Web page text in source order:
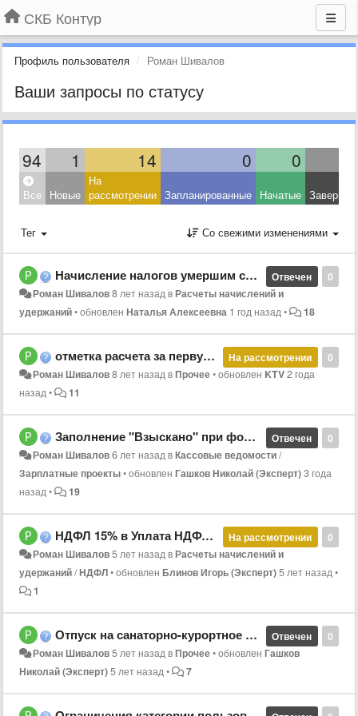
СКБ Контур
Профиль пользователя Роман Шивалов
Ваши запросы по статусу
94 1 14 0 0
Все Новые
На
рассмотрении Запланированные Начатые
Тег Со свежими изменениями
0
Отвечен
Начисление налогов умершим сотрудникам
Роман Шивалов8 лет назадвРасчеты начислений и
удержаний•обновлен Наталья Алексеевна 1 год назад• 18
0
На рассмотрении
отметка расчета за первую половину месяца
Роман Шивалов8 лет назадвПрочее•обновлен KTV2 года
назад• 11
0
Отвечен
Заполнение "Взыскано" при формировании кассовой ведомости
Роман Шивалов6 лет назадвКассовые ведомости/
Зарплатные проекты•обновлен Гашков Николай (Эксперт)3 года
назад• 19
0
На рассмотрении
НДФЛ 15% в Уплата НДФЛ в ЛС (по начислениям)
Роман Шивалов5 лет назадвРасчеты начислений и
удержаний/НДФЛ•обновлен Блинов Игорь (Эксперт)5 лет назад•
1
0
Отвечен
Отпуск на санаторно-курортное лечениее за счет ФСС
Роман Шивалов5 лет назадвПрочее•обновленГашков
Николай (Эксперт)5 лет назад• 7